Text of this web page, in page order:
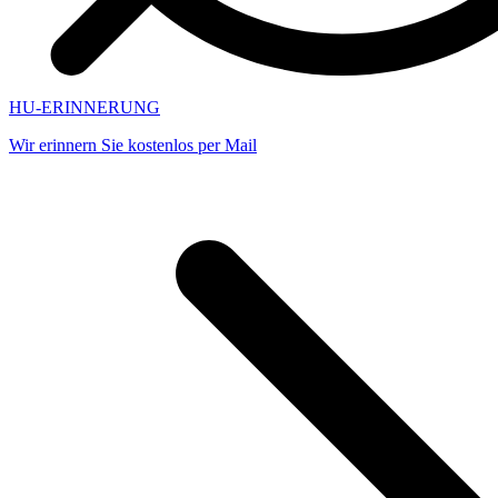
HU-ERINNERUNG
Wir erinnern Sie kostenlos per Mail